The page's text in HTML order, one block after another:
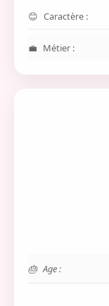
Caractère :
Métier :
Age :